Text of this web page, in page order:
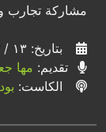
مشاركة تجارب
بتاريخ: ١٣ / ٠٣ / ٢٠٢٦
تقديم: مها
الكاست: